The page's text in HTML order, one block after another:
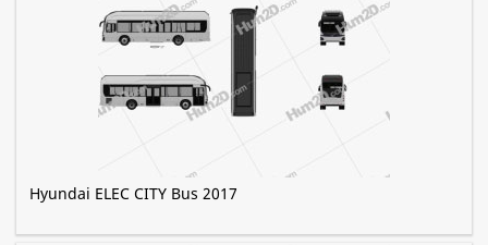
Hyundai ELEC CITY Bus 2017